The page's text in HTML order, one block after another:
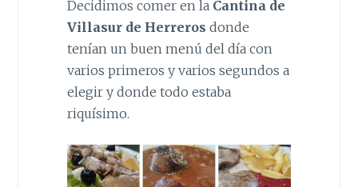
Decidimos comer en la Cantina de
Villasur de Herreros donde
tenían un buen menú del día con
varios primeros y varios segundos a
elegir y donde todo estaba
riquísimo.